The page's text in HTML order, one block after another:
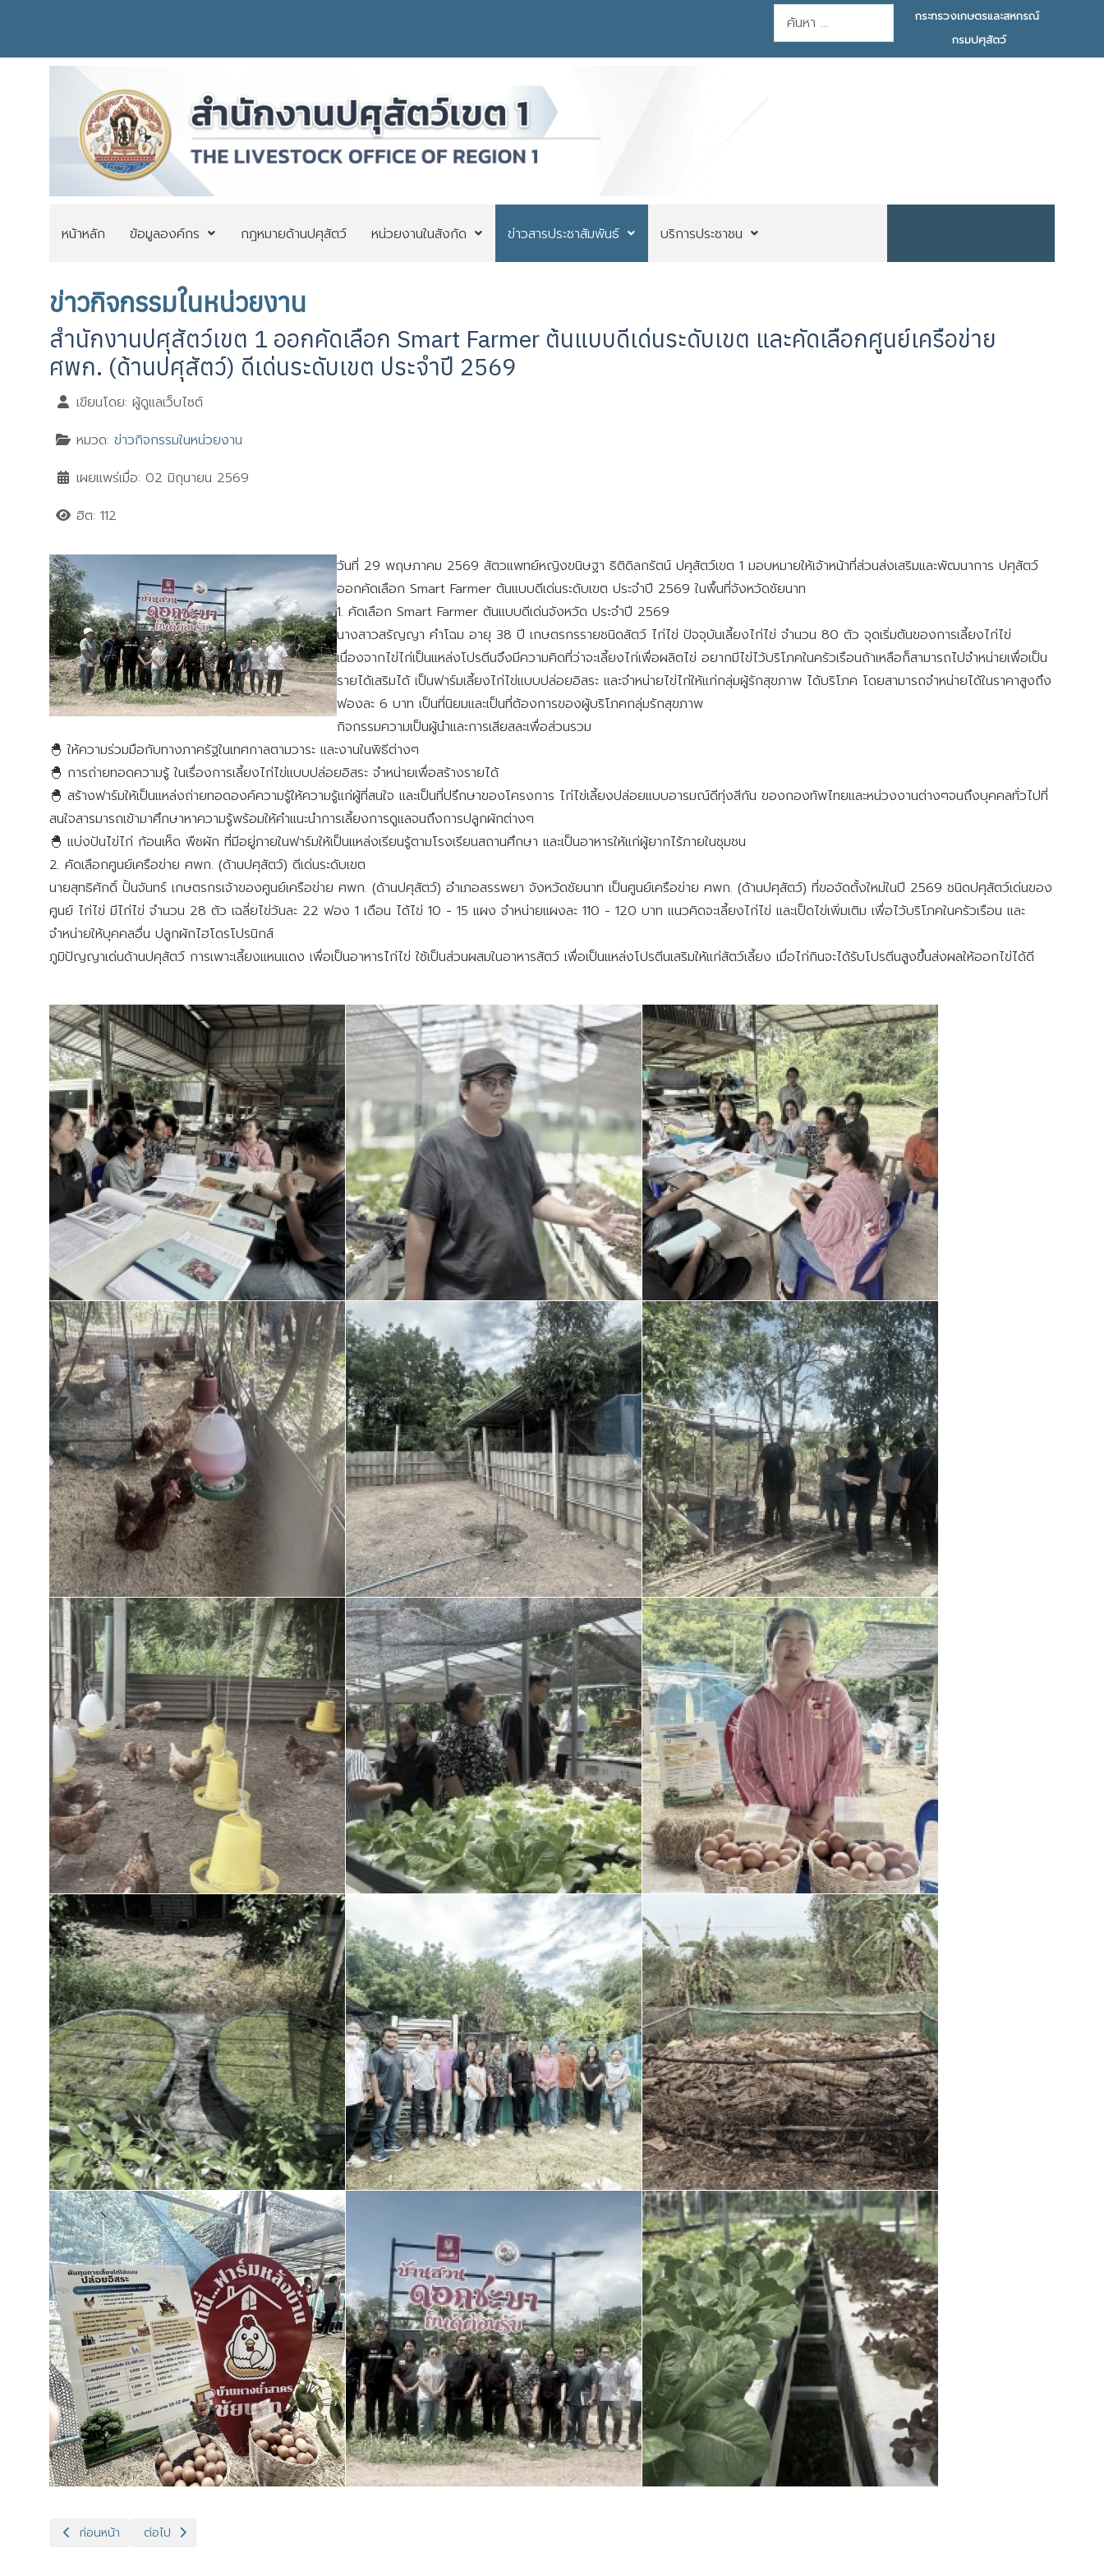
การค้นหา
กระทรวงเกษตรและสหกรณ์
กรมปศุสัตว์
หน้าหลัก ข้อมูลองค์กร กฎหมายด้านปศุสัตว์ หน่วยงานในสังกัด ข่าวสารประชาสัมพันธ์ บริการประชาชน
ข่าวกิจกรรมในหน่วยงาน
สำนักงานปศุสัตว์เขต 1 ออกคัดเลือก Smart Farmer ต้นแบบดีเด่นระดับเขต และคัดเลือกศูนย์เครือข่าย
ศพก. (ด้านปศุสัตว์) ดีเด่นระดับเขต ประจำปี 2569
เขียนโดย:ผู้ดูแลเว็บไซต์
หมวด:ข่าวกิจกรรมในหน่วยงาน
เผยแพร่เมื่อ: 02 มิถุนายน 2569
ฮิต: 112
วันที่ 29 พฤษภาคม 2569 สัตวแพทย์หญิงขนิษฐา ธิติดิลกรัตน์ ปศุสัตว์เขต 1 มอบหมายให้เจ้าหน้าที่ส่วนส่งเสริมและพัฒนาการ ปศุสัตว์
ออกคัดเลือก Smart Farmer ต้นแบบดีเด่นระดับเขต ประจำปี 2569 ในพื้นที่จังหวัดชัยนาท
1. คัดเลือก Smart Farmer ต้นแบบดีเด่นจังหวัด ประจำปี 2569
นางสาวสรัญญา คำโฉม อายุ 38 ปี เกษตรกรรายชนิดสัตว์ ไก่ไข่ ปัจจุบันเลี้ยงไก่ไข่ จำนวน 80 ตัว จุดเริ่มต้นของการเลี้ยงไก่ไข่
เนื่องจากไข่ไก่เป็นแหล่งโปรตีนจึงมีความคิดที่ว่าจะเลี้ยงไก่เพื่อผลิตไข่ อยากมีไข่ไว้บริโภคในครัวเรือนถ้าเหลือก็สามารถไปจำหน่ายเพื่อเป็น
รายได้เสริมได้ เป็นฟาร์มเลี้ยงไก่ไข่แบบปล่อยอิสระ และจำหน่ายไข่ไก่ให้แก่กลุ่มผู้รักสุขภาพ ได้บริโภค โดยสามารถจำหน่ายได้ในราคาสูงถึง
ฟองละ 6 บาท เป็นที่นิยมและเป็นที่ต้องการของผู้บริโภคกลุ่มรักสุขภาพ
กิจกรรมความเป็นผู้นำและการเสียสละเพื่อส่วนรวม
🐣 ให้ความร่วมมือกับทางภาครัฐในเทศกาลตามวาระ และงานในพิธีต่างๆ
🐣 การถ่ายทอดความรู้ ในเรื่องการเลี้ยงไก่ไข่แบบปล่อยอิสระ จำหน่ายเพื่อสร้างรายได้
🐣 สร้างฟาร์มให้เป็นแหล่งถ่ายทอดองค์ความรู้ให้ความรู้แก่ผู้ที่สนใจ และเป็นที่ปรึกษาของโครงการ ไก่ไข่เลี้ยงปล่อยแบบอารมณ์ดีทุ่งสีกัน ของกองทัพไทยและหน่วงงานต่างๆจนถึงบุคคลทั่วไปที่
สนใจสารมารถเข้ามาศึกษาหาความรู้พร้อมให้คำแนะนำการเลี้ยงการดูแลจนถึงการปลูกผักต่างๆ
🐣 แบ่งปันไข่ไก่ ก้อนเห็ด พืชผัก ที่มีอยู่ภายในฟาร์มให้เป็นแหล่งเรียนรู้ตามโรงเรียนสถานศึกษา และเป็นอาหารให้แก่ผู้ยากไร้ภายในชุมชน
2. คัดเลือกศูนย์เครือข่าย ศพก. (ด้านปศุสัตว์) ดีเด่นระดับเขต
นายสุทธิศักดิ์ ปั้นจันทร์ เกษตรกรเจ้าของศูนย์เครือข่าย ศพก. (ด้านปศุสัตว์) อำเภอสรรพยา จังหวัดชัยนาท เป็นศูนย์เครือข่าย ศพก. (ด้านปศุสัตว์) ที่ขอจัดตั้งใหม่ในปี 2569 ชนิดปศุสัตว์เด่นของ
ศูนย์ ไก่ไข่ มีไก่ไข่ จำนวน 28 ตัว เฉลี่ยไข่วันละ 22 ฟอง 1 เดือน ได้ไข่ 10 - 15 แผง จำหน่ายแผงละ 110 - 120 บาท แนวคิดจะเลี้ยงไก่ไข่ และเป็ดไข่เพิ่มเติม เพื่อไว้บริโภคในครัวเรือน และ
จำหน่ายให้บุคคลอื่น ปลูกผักไฮโดรโปรนิกส์
ภูมิปัญญาเด่นด้านปศุสัตว์ การเพาะเลี้ยงแหนแดง เพื่อเป็นอาหารไก่ไข่ ใช้เป็นส่วนผสมในอาหารสัตว์ เพื่อเป็นแหล่งโปรตีนเสริมให้แก่สัตว์เลี้ยง เมื่อไก่กินจะได้รับโปรตีนสูงขึ้นส่งผลให้ออกไข่ได้ดี
เนื้อหาก่อนหน้า: ครอบครัวปศุสัตว์เขต 1 เข้าร่วมการประชุมการเตรียมความพร้อมรับมือสถานการณ์ภัยพิบัติ
ก่อนหน้า เนื้อหาถัดไป: สำนักงานปศุสัตว์เขต 1 เข้าร่วมโครงการพัฒนาศักยภาพบุคลากรด้านการวิจัยและนวัตกรรม หลักสูตร “การสร้างที่ปรึกษานักวิจัย (Training for Mentor)
ต่อไป